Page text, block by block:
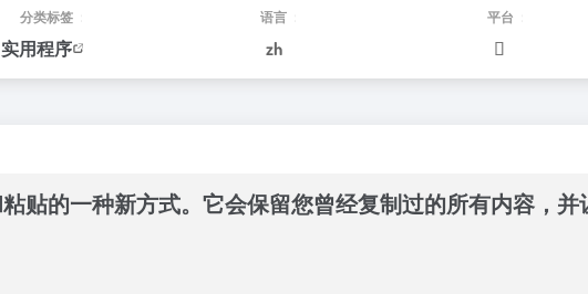
分类标签：
实用程序
语言：
zh
平台：
粘贴的一种新方式。它会保留您曾经复制过的所有内容，